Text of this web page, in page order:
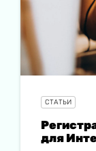
СТАТЬИ
для